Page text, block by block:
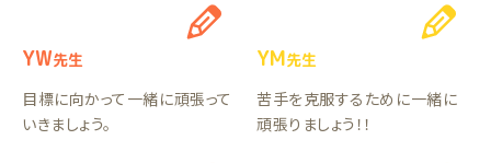
YW先生
目標に向かって一緒に頑張って
いきましょう。
YM先生
苦手を克服するために一緒に
頑張りましょう！！